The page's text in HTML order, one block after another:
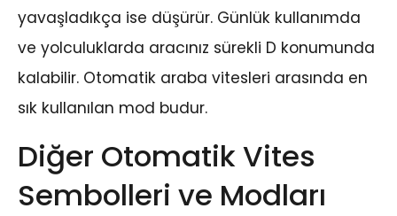
yavaşladıkça ise düşürür. Günlük kullanımda
ve yolculuklarda aracınız sürekli D konumunda
kalabilir. Otomatik araba vitesleri arasında en
sık kullanılan mod budur.
Diğer Otomatik Vites
Sembolleri ve Modları